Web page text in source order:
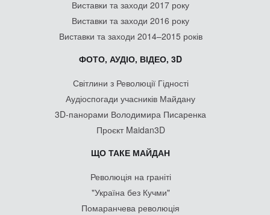
Виставки та заходи 2017 року
Виставки та заходи 2016 року
Виставки та заходи 2014–2015 років
ФОТО, АУДІО, ВІДЕО, 3D
Світлини з Революції Гідності
Аудіоспогади учасників Майдану
3D-панорами Володимира Писаренка
Проєкт Maidan3D
ЩО ТАКЕ МАЙДАН
Революція на граніті
"Україна без Кучми"
Помаранчева революція